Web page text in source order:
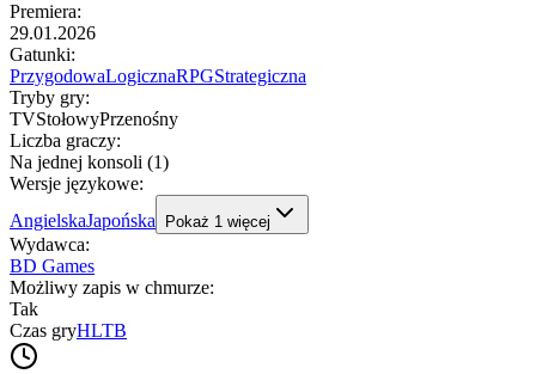
Premiera:
29.01.2026
Gatunki:
PrzygodowaLogicznaRPGStrategiczna
Tryby gry:
TVStołowyPrzenośny
Liczba graczy:
Na jednej konsoli (1)
Wersje językowe:
AngielskaJapońska Pokaż 1 więcej
Wydawca:
BD Games
Możliwy zapis w chmurze:
Tak
Czas gryHLTB